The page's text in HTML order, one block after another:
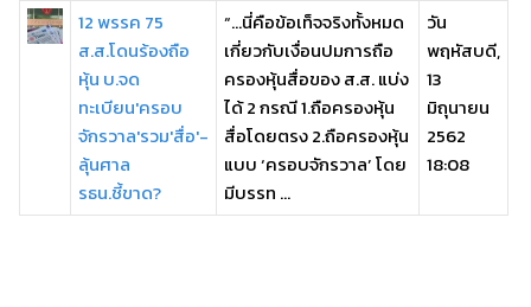
12 พรรค 75
ส.ส.โดนร้องถือ
หุ้น บ.จด
ทะเบียน'ครอบ
จักรวาล'รวม'สื่อ'-
ลุ้นศาล
รธน.ชี้ขาด?
“…นี่คือข้อเท็จจริงทั้งหมด
เกี่ยวกับเงื่อนปมการถือ
ครองหุ้นสื่อของ ส.ส. แบ่ง
ได้ 2 กรณี 1.ถือครองหุ้น
สื่อโดยตรง 2.ถือครองหุ้น
แบบ ‘ครอบจักรวาล’ โดย
มีบรรท ...
วัน
พฤหัสบดี,
13
มิถุนายน
2562
18:08